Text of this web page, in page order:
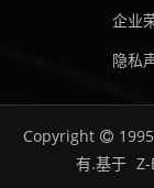
企业
隐私
Copyright
有.基于